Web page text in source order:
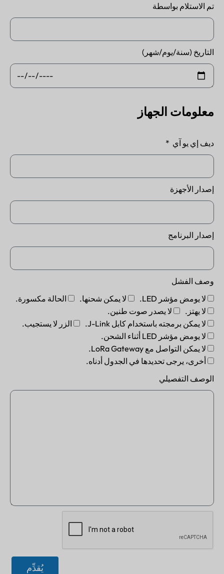
تم الاستلام بواسطة
التاريخ (سنة/يوم/شهر)
معلومات الجهاز
ديف إي يو آي
إصدار الأجهزة
إصدار البرنامج
وصف الفشل
لا يومض مؤشر LED.
لا يمكن شحنها.
الحالة مكسورة.
لا يهتز.
لا يصدر صوت طنين.
لا يمكن برمجته باستخدام كابل J-Link.
الزر لا يستجيب.
لا يومض مؤشر LED أثناء الشحن.
لا يمكن التواصل مع LoRa Gateway.
أخرى، يرجى تحديدها في الجدول أدناه.
الوصف التفصيلي
يُقدِّم